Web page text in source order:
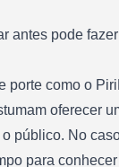
antes pode
porte como o
oferecer
público. No
para